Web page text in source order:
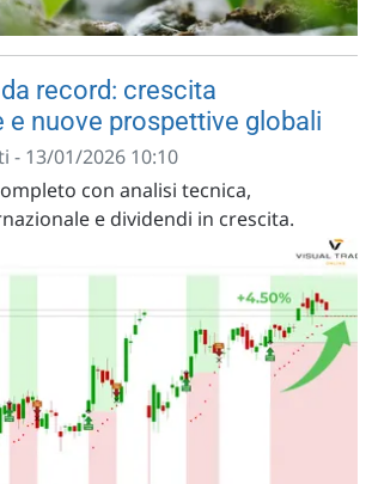
record: crescita
e nuove prospettive globali
- 13/01/2026 10:10
con analisi tecnica,
e dividendi in crescita.